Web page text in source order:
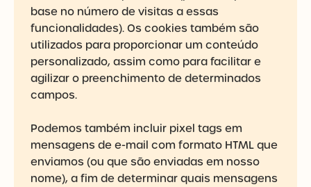
base no número de visitas a essas
funcionalidades). Os cookies também são
utilizados para proporcionar um conteúdo
personalizado, assim como para facilitar e
agilizar o preenchimento de determinados
campos.
Podemos também incluir pixel tags em
mensagens de e-mail com formato HTML que
enviamos (ou que são enviadas em nosso
nome), a fim de determinar quais mensagens